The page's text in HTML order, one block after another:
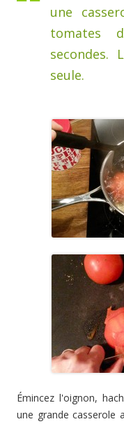
une
tomates
secondes.
seule.
Émincez l'oignon,
une grande casserole